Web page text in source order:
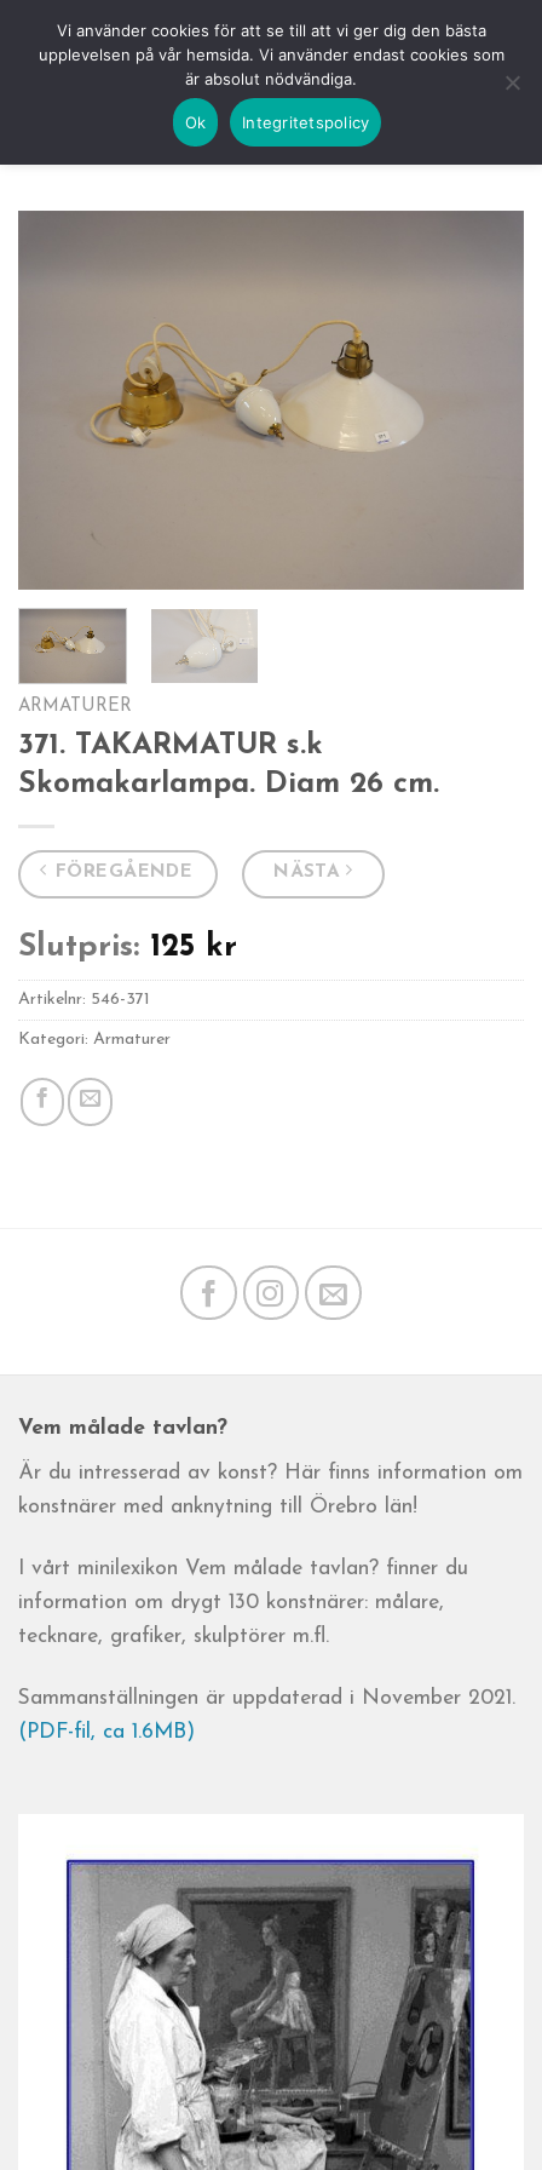
KOMMANDE LOGGA IN
ARMATURER
371. TAKARMATUR s.k
Skomakarlampa. Diam 26 cm.
FÖREGÅENDE NÄSTA
Slutpris: 125 kr
Artikelnr: 546-371
Kategori: Armaturer
Vem målade tavlan?
Är du intresserad av konst? Här finns information om
konstnärer med anknytning till Örebro län!
I vårt minilexikon Vem målade tavlan? finner du
information om drygt 130 konstnärer: målare,
tecknare, grafiker, skulptörer m.fl.
Sammanställningen är uppdaterad i November 2021.
(PDF-fil, ca 1.6MB)
Vi använder cookies för att se till att vi ger dig den bästa
upplevelsen på vår hemsida. Vi använder endast cookies som
är absolut nödvändiga.
Ok Integritetspolicy